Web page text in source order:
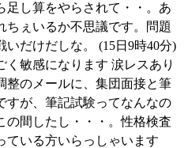
足し算をやらされて・・。あ
ちぇいるか不思議です。問題
だけだしな。 (15日9時40分)
く敏感になります 涙レスあり
のメールに、集団面接と筆
すが、筆記試験ってなんなの
の間したし・・・。性格検査
ている方いらっしゃいます